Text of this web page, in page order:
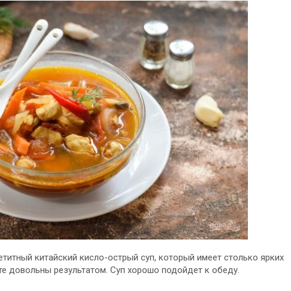
китайский кисло-острый суп, который имеет столько ярких
довольны результатом. Суп хорошо подойдет к обеду.